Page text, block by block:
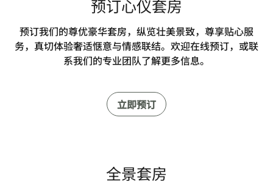
预订心仪套房
预订我们的尊优豪华套房，纵览壮美景致，尊享贴心服
务，真切体验奢适惬意与情感联结。欢迎在线预订，或联
系我们的专业团队了解更多信息。
立即预订
全景套房